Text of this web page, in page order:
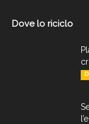
Dove lo riciclo